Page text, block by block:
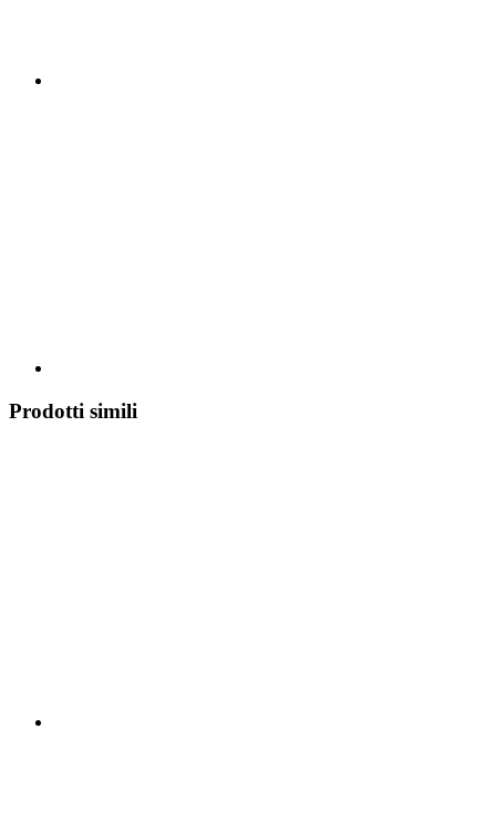
Prodotti simili